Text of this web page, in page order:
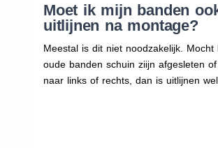
Moet ik mijn banden
uitlijnen na montage?
Meestal is dit niet noodzakelijk.
oude banden schuin ziijn afgesleten
naar links of rechts, dan is uitlijnen